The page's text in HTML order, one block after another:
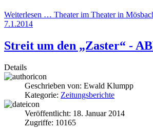
Weiterlesen … Theater im Theater in
7.1.2014
Streit um den „Zaster“ -
Details
Geschrieben von: Ewald Klumpp
Kategorie: Zeitungsberichte
Veröffentlicht: 18. Januar 2014
Zugriffe: 10165